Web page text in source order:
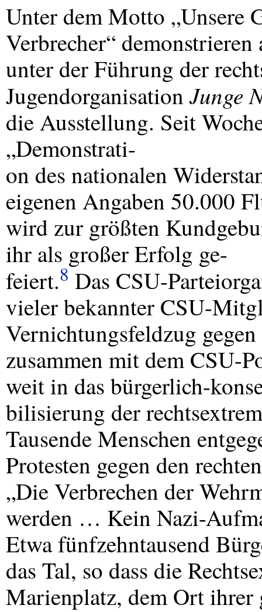
Unter dem Motto „Unsere
Verbrecher“
unter der Führung der
JugendorganisationJunge
die Ausstellung. Seit
„Demonstrati-
on des nationalen
eigenen Angaben 50.000
wird zur größten
ihr als großer Erfolg ge-
feiert.8 Das CSU-
vieler bekannter CSU-
Vernichtungsfeldzug
zusammen mit demCSU-
weit in das bürgerlich-
bilisierung der
Tausende Menschen
Protesten gegen den
„Die Verbrechen der
werden … Kein Nazi-
Etwa fünfzehntausend
das Tal, so dass die
Marienplatz, dem Ort ihrer